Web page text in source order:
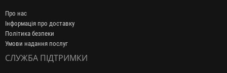
Про нас
Інформація про доставку
Політика безпеки
Умови надання послуг
СЛУЖБА ПІДТРИМКИ